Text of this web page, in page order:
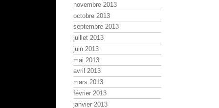
novembre 2013
octobre 2013
septembre 2013
juillet 2013
juin 2013
mai 2013
avril 2013
mars 2013
février 2013
janvier 2013